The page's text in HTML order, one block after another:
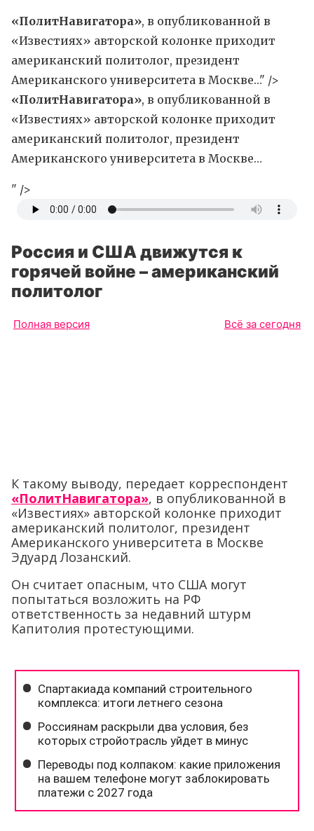
«ПолитНавигатора», в опубликованной в
«Известиях» авторской колонке приходит
американский политолог, президент
Американского университета в Москве…" />
«ПолитНавигатора», в опубликованной в
«Известиях» авторской колонке приходит
американский политолог, президент
Американского университета в Москве…
" />
Россия и США движутся к
горячей войне – американский
политолог
Полная версия Всё за сегодня
К такому выводу, передает корреспондент
«ПолитНавигатора», в опубликованной в
«Известиях» авторской колонке приходит
американский политолог, президент
Американского университета в Москве
Эдуард Лозанский.
Он считает опасным, что США могут
попытаться возложить на РФ
ответственность за недавний штурм
Капитолия протестующими.